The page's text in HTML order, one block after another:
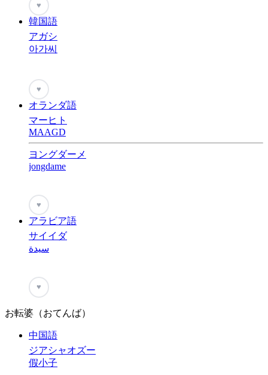
♥
韓国語
アガシ
아가씨
♥
オランダ語
マーヒト
MAAGD
ヨングダーメ
jongdame
♥
アラビア語
サイイダ
سيدة
♥
お転婆（おてんば）
中国語
ジアシャオズー
假小子